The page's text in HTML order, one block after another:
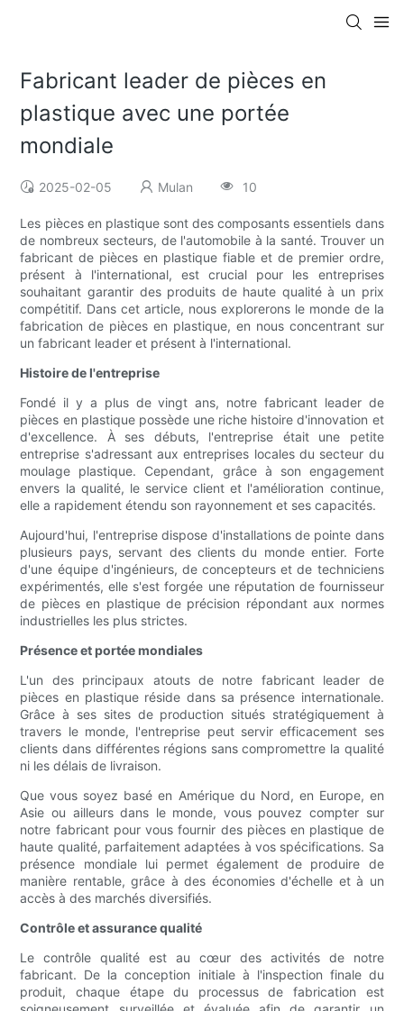
Fabricant leader de pièces en
plastique avec une portée
mondiale
2025-02-05 Mulan 10
Les pièces en plastique sont des composants essentiels dans
de nombreux secteurs, de l'automobile à la santé. Trouver un
fabricant de pièces en plastique fiable et de premier ordre,
présent à l'international, est crucial pour les entreprises
souhaitant garantir des produits de haute qualité à un prix
compétitif. Dans cet article, nous explorerons le monde de la
fabrication de pièces en plastique, en nous concentrant sur
un fabricant leader et présent à l'international.
Histoire de l'entreprise
Fondé il y a plus de vingt ans, notre fabricant leader de
pièces en plastique possède une riche histoire d'innovation et
d'excellence. À ses débuts, l'entreprise était une petite
entreprise s'adressant aux entreprises locales du secteur du
moulage plastique. Cependant, grâce à son engagement
envers la qualité, le service client et l'amélioration continue,
elle a rapidement étendu son rayonnement et ses capacités.
Aujourd'hui, l'entreprise dispose d'installations de pointe dans
plusieurs pays, servant des clients du monde entier. Forte
d'une équipe d'ingénieurs, de concepteurs et de techniciens
expérimentés, elle s'est forgée une réputation de fournisseur
de pièces en plastique de précision répondant aux normes
industrielles les plus strictes.
Présence et portée mondiales
L'un des principaux atouts de notre fabricant leader de
pièces en plastique réside dans sa présence internationale.
Grâce à ses sites de production situés stratégiquement à
travers le monde, l'entreprise peut servir efficacement ses
clients dans différentes régions sans compromettre la qualité
ni les délais de livraison.
Que vous soyez basé en Amérique du Nord, en Europe, en
Asie ou ailleurs dans le monde, vous pouvez compter sur
notre fabricant pour vous fournir des pièces en plastique de
haute qualité, parfaitement adaptées à vos spécifications. Sa
présence mondiale lui permet également de produire de
manière rentable, grâce à des économies d'échelle et à un
accès à des marchés diversifiés.
Contrôle et assurance qualité
Le contrôle qualité est au cœur des activités de notre
fabricant. De la conception initiale à l'inspection finale du
produit, chaque étape du processus de fabrication est